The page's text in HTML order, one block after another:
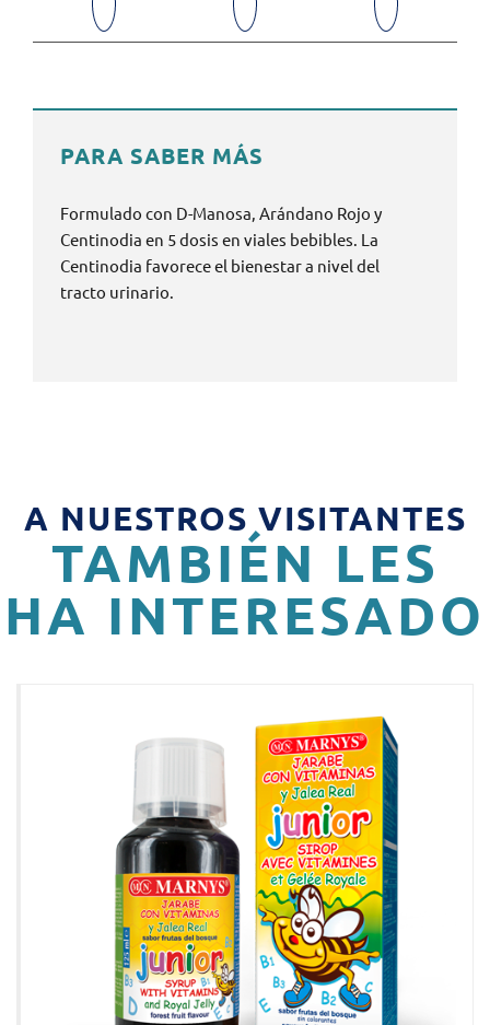
PARA SABER MÁS
Formulado con D-Manosa, Arándano Rojo y
Centinodia en 5 dosis en viales bebibles. La
Centinodia favorece el bienestar a nivel del
tracto urinario.
A NUESTROS VISITANTES
TAMBIÉN LES
HA INTERESADO